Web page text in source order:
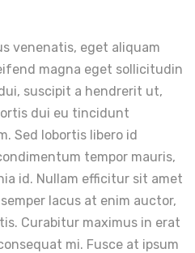
venenatis, eget aliquam
magna eget sollicitudin
suscipit a hendrerit ut,
dui eu tincidunt
Sed lobortis libero id
tempor mauris,
id. Nullam efficitur sit amet
lacus at enim auctor,
Curabitur maximus in erat
mi. Fusce at ipsum